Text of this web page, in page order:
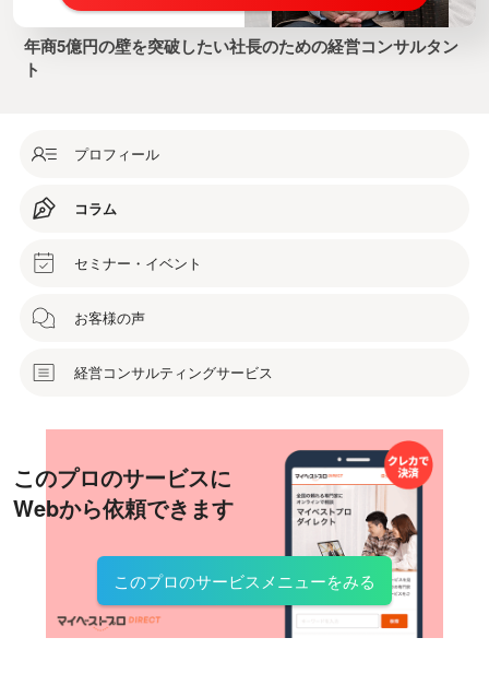
年商5億円の壁を突破したい社長のための経営コンサルタン
ト
プロフィール
コラム
セミナー・イベント
お客様の声
経営コンサルティングサービス
このプロのサービスに
Webから依頼できます
このプロのサービスメニューをみる